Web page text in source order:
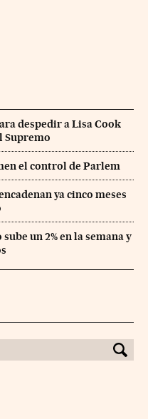
despedir a Lisa Cook
Supremo
el control de Parlem
ya cinco meses
un 2% en la semana y